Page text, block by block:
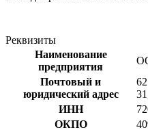
Реквизиты
Наименование
предприятия
Почтовый и
юридический адрес
ИНН
ОКПО